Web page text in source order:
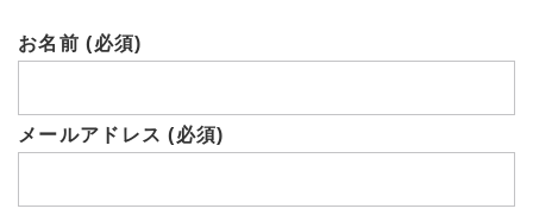
お名前 (必須)
メールアドレス (必須)